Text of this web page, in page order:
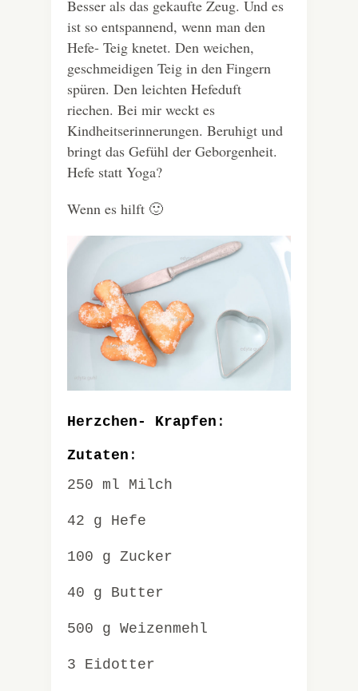
Besser als das gekaufte Zeug. Und es
ist so entspannend, wenn man den
Hefe- Teig knetet. Den weichen,
geschmeidigen Teig in den Fingern
spüren. Den leichten Hefeduft
riechen. Bei mir weckt es
Kindheitserinnerungen. Beruhigt und
bringt das Gefühl der Geborgenheit.
Hefe statt Yoga?
Wenn es hilft 🙂
Herzchen- Krapfen :
Zutaten :
250 ml Milch
42 g Hefe
100 g Zucker
40 g Butter
500 g Weizenmehl
3 Eidotter